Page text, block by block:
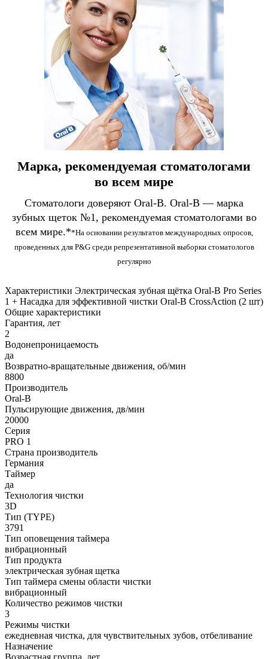
Марка, рекомендуемая стоматологами
во всем мире
Стоматологи доверяют Oral-B. Oral-B — марка
зубных щеток №1, рекомендуемая стоматологами во
всем мире.**На основании результатов международных опросов,
проведенных для P&G среди репрезентативной выборки стоматологов
регулярно
Характеристики Электрическая зубная щётка Oral-B Pro Series
1 + Насадка для эффективной чистки Oral-B CrossAction (2 шт)
Общие характеристики
Гарантия, лет
2
Водонепроницаемость
да
Возвратно-вращательные движения, об/мин
8800
Производитель
Oral-B
Пульсирующие движения, дв/мин
20000
Серия
PRO 1
Страна производитель
Германия
Таймер
да
Технология чистки
3D
Тип (TYPE)
3791
Тип оповещения таймера
вибрационный
Тип продукта
электрическая зубная щетка
Тип таймера смены области чистки
вибрационный
Количество режимов чистки
3
Режимы чистки
ежедневная чистка, для чувствительных зубов, отбеливание
Назначение
Возрастная группа, лет